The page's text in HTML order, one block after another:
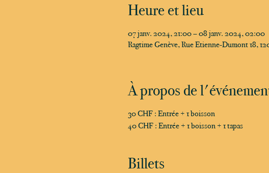
Heure et lieu
07 janv. 2024, 21:00 – 08 janv. 2024, 02:00
Ragtime Genève, Rue Etienne-Dumont 18,
À propos de
30 CHF : Entrée + 1 boisson
40 CHF : Entrée + 1 boisson + 1 tapas
Billets